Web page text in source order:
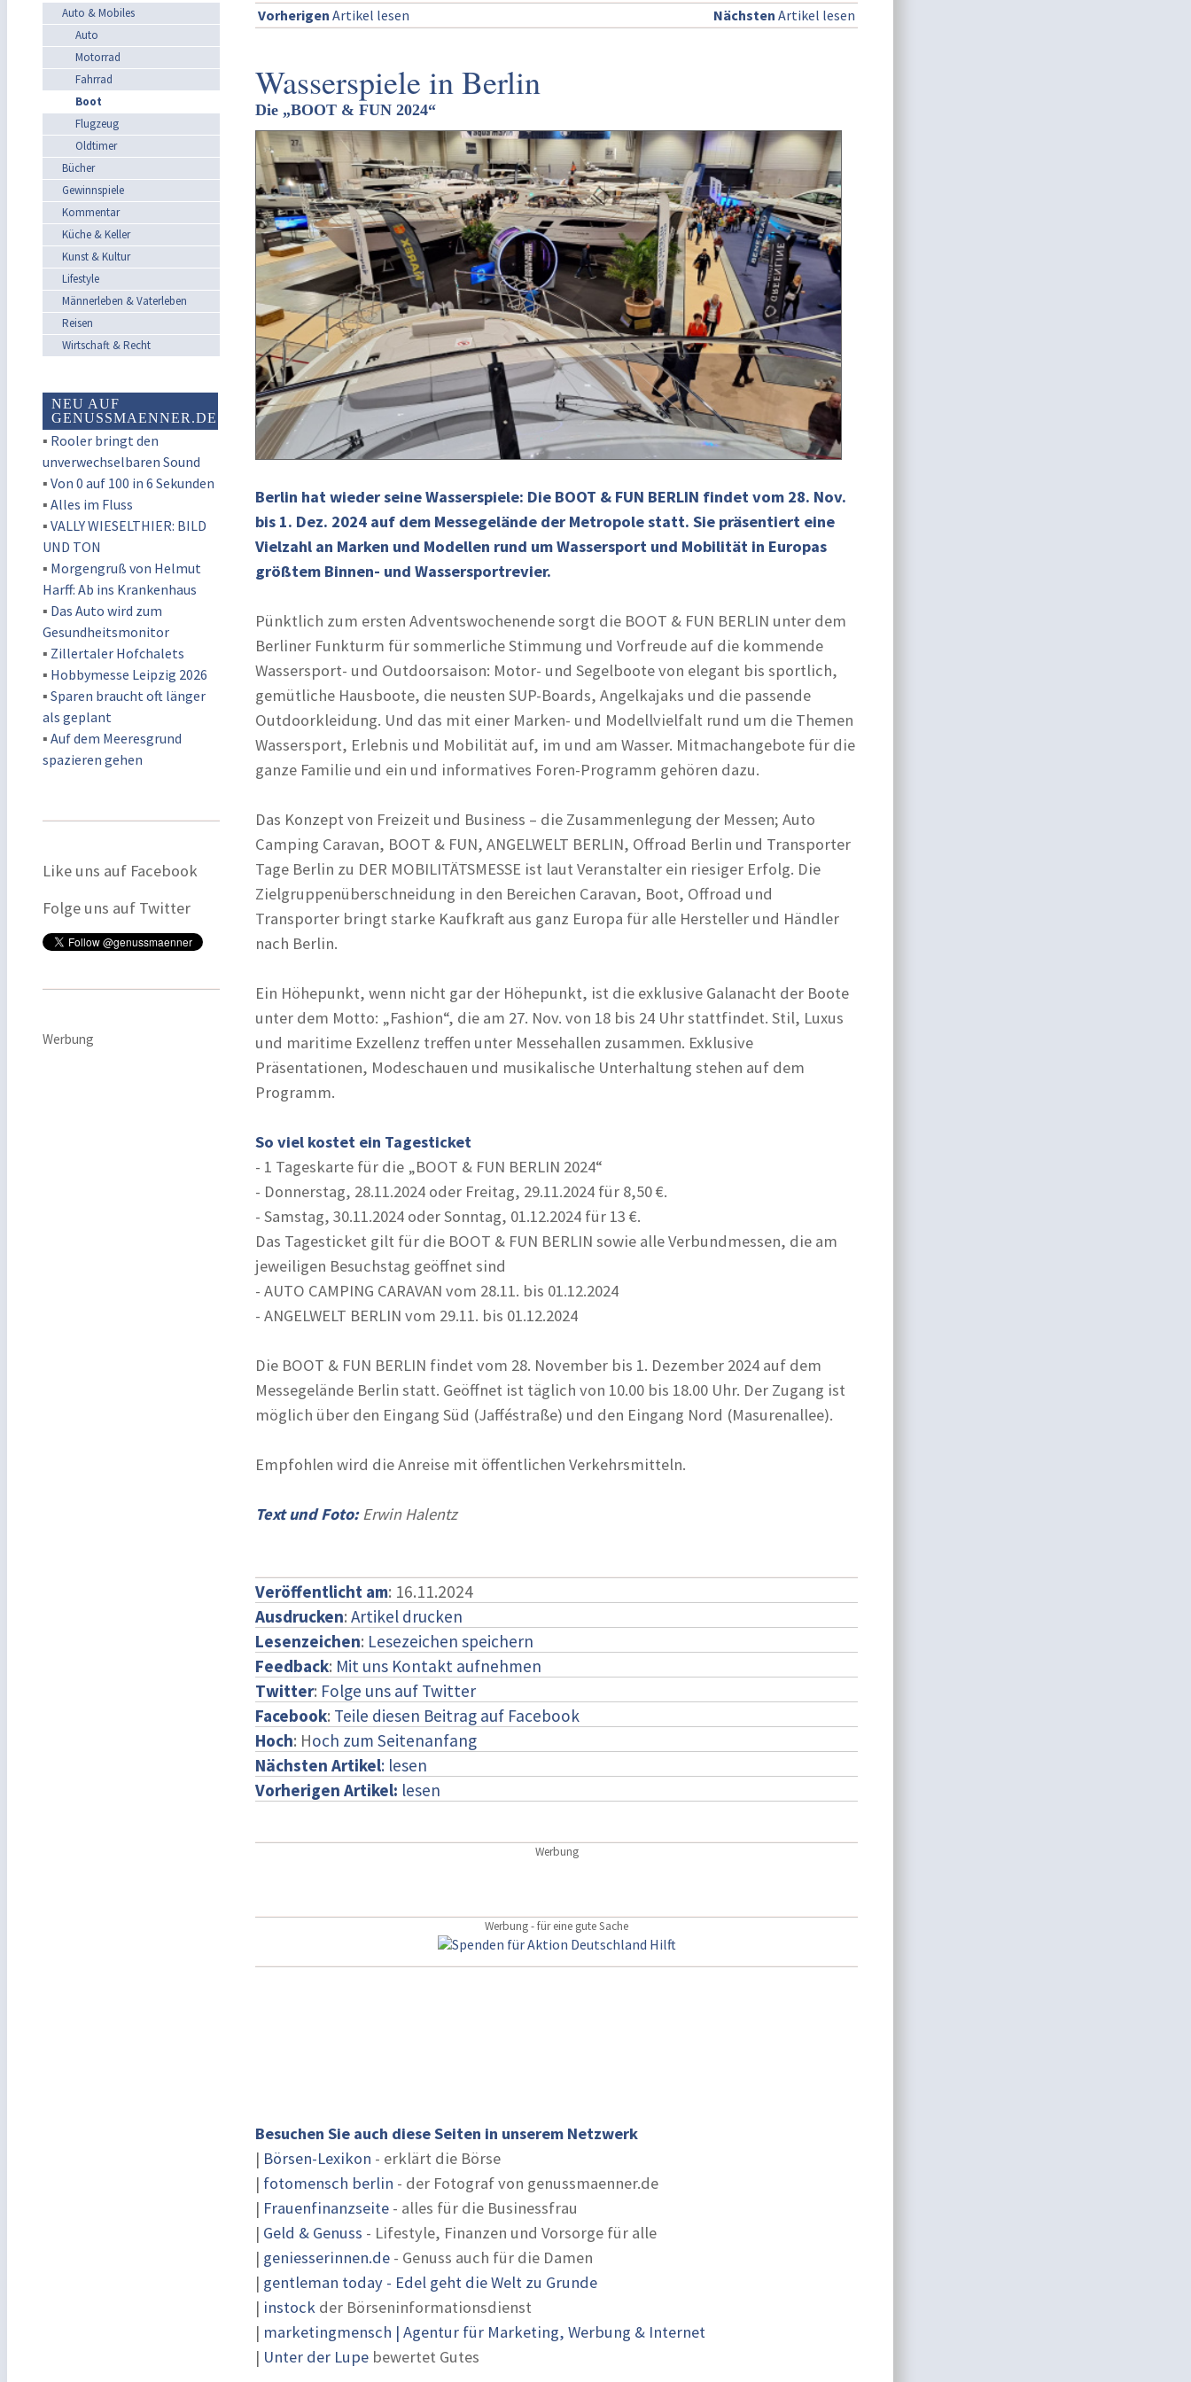
Auto & Mobiles
Auto
Motorrad
Fahrrad
Boot
Flugzeug
Oldtimer
Bücher
Gewinnspiele
Kommentar
Küche & Keller
Kunst & Kultur
Lifestyle
Männerleben & Vaterleben
Reisen
Wirtschaft & Recht
NEU AUF
GENUSSMAENNER.DE
▪ Rooler bringt den
unverwechselbaren Sound
▪ Von 0 auf 100 in 6 Sekunden
▪ Alles im Fluss
▪ VALLY WIESELTHIER: BILD
UND TON
▪ Morgengruß von Helmut
Harff: Ab ins Krankenhaus
▪ Das Auto wird zum
Gesundheitsmonitor
▪ Zillertaler Hofchalets
▪ Hobbymesse Leipzig 2026
▪ Sparen braucht oft länger
als geplant
▪ Auf dem Meeresgrund
spazieren gehen
Like uns auf Facebook
Folge uns auf Twitter
Werbung
Vorherigen Artikel lesen Nächsten Artikel lesen
Wasserspiele in Berlin
Die „BOOT & FUN 2024“
Berlin hat wieder seine Wasserspiele: Die BOOT & FUN BERLIN findet vom 28. Nov.
bis 1. Dez. 2024 auf dem Messegelände der Metropole statt. Sie präsentiert eine
Vielzahl an Marken und Modellen rund um Wassersport und Mobilität in Europas
größtem Binnen- und Wassersportrevier.
Pünktlich zum ersten Adventswochenende sorgt die BOOT & FUN BERLIN unter dem
Berliner Funkturm für sommerliche Stimmung und Vorfreude auf die kommende
Wassersport- und Outdoorsaison: Motor- und Segelboote von elegant bis sportlich,
gemütliche Hausboote, die neusten SUP-Boards, Angelkajaks und die passende
Outdoorkleidung. Und das mit einer Marken- und Modellvielfalt rund um die Themen
Wassersport, Erlebnis und Mobilität auf, im und am Wasser. Mitmachangebote für die
ganze Familie und ein und informatives Foren-Programm gehören dazu.
Das Konzept von Freizeit und Business – die Zusammenlegung der Messen; Auto
Camping Caravan, BOOT & FUN, ANGELWELT BERLIN, Offroad Berlin und Transporter
Tage Berlin zu DER MOBILITÄTSMESSE ist laut Veranstalter ein riesiger Erfolg. Die
Zielgruppenüberschneidung in den Bereichen Caravan, Boot, Offroad und
Transporter bringt starke Kaufkraft aus ganz Europa für alle Hersteller und Händler
nach Berlin.
Ein Höhepunkt, wenn nicht gar der Höhepunkt, ist die exklusive Galanacht der Boote
unter dem Motto: „Fashion“, die am 27. Nov. von 18 bis 24 Uhr stattfindet. Stil, Luxus
und maritime Exzellenz treffen unter Messehallen zusammen. Exklusive
Präsentationen, Modeschauen und musikalische Unterhaltung stehen auf dem
Programm.
So viel kostet ein Tagesticket
- 1 Tageskarte für die „BOOT & FUN BERLIN 2024“
- Donnerstag, 28.11.2024 oder Freitag, 29.11.2024 für 8,50 €.
- Samstag, 30.11.2024 oder Sonntag, 01.12.2024 für 13 €.
Das Tagesticket gilt für die BOOT & FUN BERLIN sowie alle Verbundmessen, die am
jeweiligen Besuchstag geöffnet sind
- AUTO CAMPING CARAVAN vom 28.11. bis 01.12.2024
- ANGELWELT BERLIN vom 29.11. bis 01.12.2024
Die BOOT & FUN BERLIN findet vom 28. November bis 1. Dezember 2024 auf dem
Messegelände Berlin statt. Geöffnet ist täglich von 10.00 bis 18.00 Uhr. Der Zugang ist
möglich über den Eingang Süd (Jafféstraße) und den Eingang Nord (Masurenallee).
Empfohlen wird die Anreise mit öffentlichen Verkehrsmitteln.
Text und Foto:Erwin Halentz
Veröffentlicht am: 16.11.2024
Ausdrucken: Artikel drucken
Lesenzeichen: Lesezeichen speichern
Feedback: Mit uns Kontakt aufnehmen
Twitter: Folge uns auf Twitter
Facebook: Teile diesen Beitrag auf Facebook
Hoch: Hoch zum Seitenanfang
Nächsten Artikel: lesen
Vorherigen Artikel: lesen
Werbung
Werbung - für eine gute Sache
Besuchen Sie auch diese Seiten in unserem Netzwerk
| Börsen-Lexikon - erklärt die Börse
| fotomensch berlin - der Fotograf von genussmaenner.de
| Frauenfinanzseite - alles für die Businessfrau
| Geld & Genuss - Lifestyle, Finanzen und Vorsorge für alle
| geniesserinnen.de - Genuss auch für die Damen
| gentleman today - Edel geht die Welt zu Grunde
| instock der Börseninformationsdienst
| marketingmensch | Agentur für Marketing, Werbung & Internet
| Unter der Lupe bewertet Gutes